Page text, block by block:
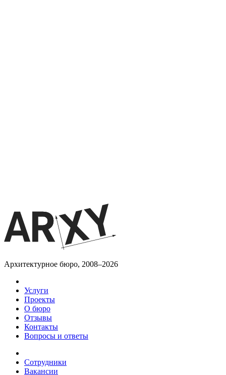
Архитектурное бюро, 2008–2026
Услуги
Проекты
О бюро
Отзывы
Контакты
Вопросы и ответы
Сотрудники
Вакансии